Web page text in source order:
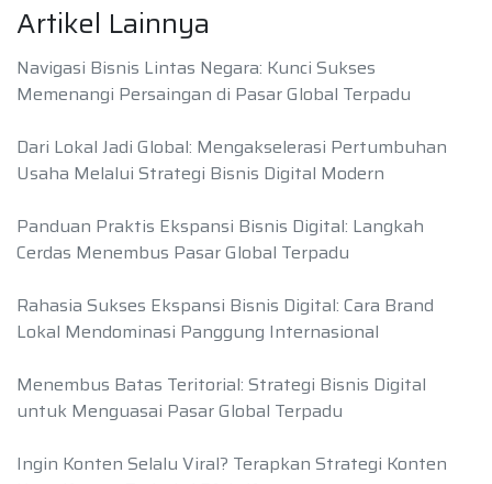
Artikel Lainnya
Navigasi Bisnis Lintas Negara: Kunci Sukses
Memenangi Persaingan di Pasar Global Terpadu
Dari Lokal Jadi Global: Mengakselerasi Pertumbuhan
Usaha Melalui Strategi Bisnis Digital Modern
Panduan Praktis Ekspansi Bisnis Digital: Langkah
Cerdas Menembus Pasar Global Terpadu
Rahasia Sukses Ekspansi Bisnis Digital: Cara Brand
Lokal Mendominasi Panggung Internasional
Menembus Batas Teritorial: Strategi Bisnis Digital
untuk Menguasai Pasar Global Terpadu
Ingin Konten Selalu Viral? Terapkan Strategi Konten